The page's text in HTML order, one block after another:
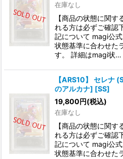
在庫なし
【商品の状態に関
れる方は必ずご確認
記について magi公
状態基準に合わせた
す。 詳細はmagi状…
【ARS10】 セレナ
のアルカナ] [SS]
19,800円(税込)
在庫なし
【商品の状態に関
れる方は必ずご確認
記について magi公
状態基準に合わせた